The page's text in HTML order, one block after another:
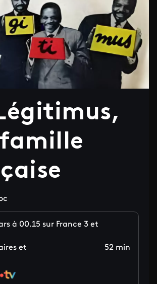
à 00.15 sur France 3 et
et
52 min